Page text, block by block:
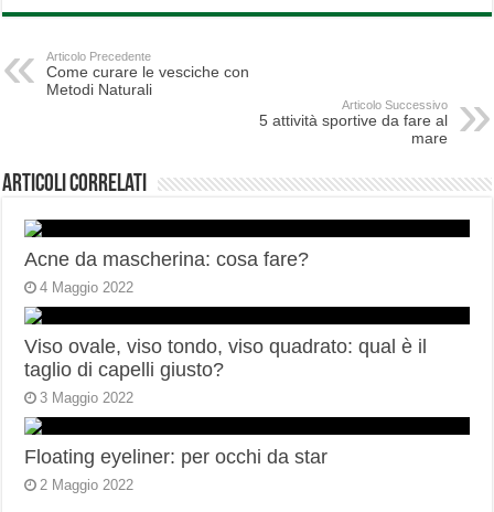
Articolo Precedente
Come curare le vesciche con
Metodi Naturali
Articolo Successivo
5 attività sportive da fare al
mare
Articoli correlati
Acne da mascherina: cosa fare?
4 Maggio 2022
Viso ovale, viso tondo, viso quadrato: qual è il
taglio di capelli giusto?
3 Maggio 2022
Floating eyeliner: per occhi da star
2 Maggio 2022